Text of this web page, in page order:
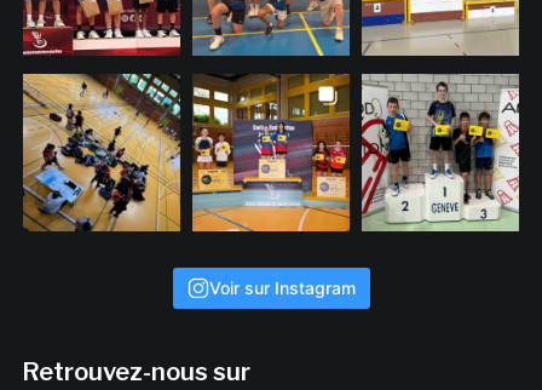
Voir sur Instagram
Retrouvez-nous sur